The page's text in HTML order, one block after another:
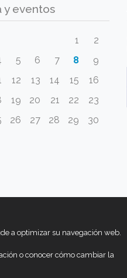
y eventos
1
2
5 6 7 8
9
12 13 14 15
16
19 20 21 22
23
26 27 28 29
30
a optimizar su navegación web.
o conocer cómo cambiar la